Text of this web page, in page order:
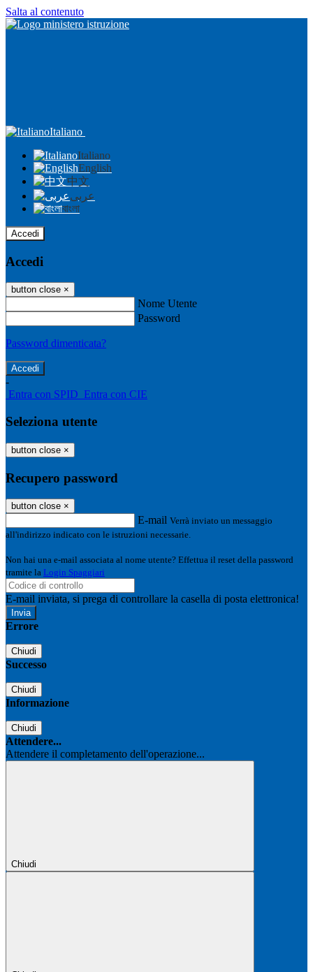
Salta al contenuto
Italiano
Italiano
English
中文
عربى
বাংলা
Accedi
Accedi
button close ×
Nome Utente
Password
Password dimenticata?
-
Entra con SPID Entra con CIE
Seleziona utente
button close ×
Recupero password
button close ×
E-mail Verrà inviato un messaggio
all'indirizzo indicato con le istruzioni necessarie.
Non hai una e-mail associata al nome utente? Effettua il reset della password
tramite la Login Spaggiari
E-mail inviata, si prega di controllare la casella di posta elettronica!
Errore
Chiudi
Successo
Chiudi
Informazione
Chiudi
Attendere...
Attendere il completamento dell'operazione...
Chiudi